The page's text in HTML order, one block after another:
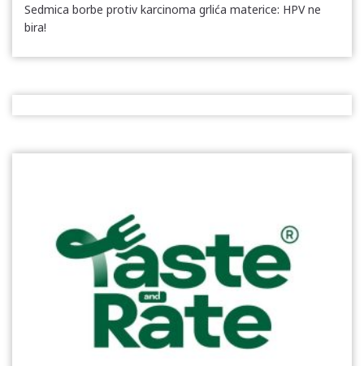
Sedmica borbe protiv karcinoma grlića materice: HPV ne
bira!